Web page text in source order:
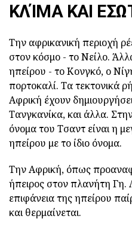
ΚΛΊΜΑ ΚΑΙ
Την αφρικανική περιοχή
στον κόσμο - το Νείλο.
ηπείρου - το Κονγκό, ο
πορτοκαλί. Τα τεκτονικά
Αφρική έχουν
Τανγκανίκα, και άλλα.
όνομα του Τσαντ είναι η
ηπείρου με το ίδιο όνομα.
Την Αφρική, όπως
ήπειρος στον πλανήτη
επιφάνεια της ηπείρου
και θερμαίνεται.